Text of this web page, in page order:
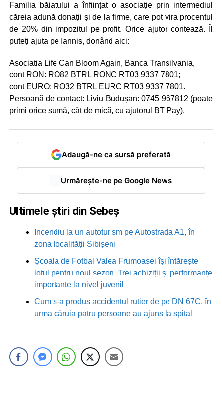
Familia băiatului a înființat o asociație prin intermediul
căreia adună donații și de la firme, care pot vira procentul
de 20% din impozitul pe profit. Orice ajutor contează. Îl
puteți ajuta pe Iannis, donând aici:
Asociatia Life Can Bloom Again, Banca Transilvania,
cont RON: RO82 BTRL RONC RT03 9337 7801;
cont EURO: RO32 BTRL EURC RT03 9337 7801.
Persoană de contact: Liviu Budușan: 0745 967812 (poate
primi orice sumă, cât de mică, cu ajutorul BT Pay).
Adaugă-ne ca sursă preferată
Urmărește-ne pe Google News
Ultimele știri din Sebeș
Incendiu la un autoturism pe Autostrada A1, în
zona localității Sibișeni
Școala de Fotbal Valea Frumoasei își întărește
lotul pentru noul sezon. Trei achiziții și performanțe
importante la nivel juvenil
Cum s-a produs accidentul rutier de pe DN 67C, în
urma căruia patru persoane au ajuns la spital